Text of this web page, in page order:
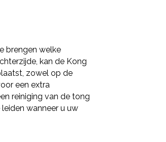
brengen welke
kan de Kong
zowel op de
een extra
reiniging van de tong
wanneer u uw